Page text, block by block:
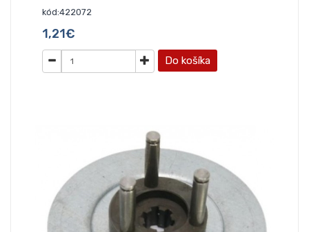
kód:422072
1,21€
Do košíka